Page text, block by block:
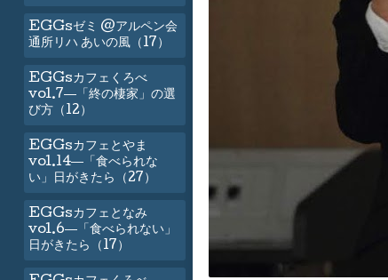
EGGsゼミ @アルペン会
通所リハ あいの風（17）
EGGsカフェくろべ
vol.7―「終の棲家」の選
び方（12）
EGGsカフェとやま
vol.14―「食べられな
い」日がきたら（27）
EGGsカフェとなみ
vol.6―「食べられない」
日がきたら（17）